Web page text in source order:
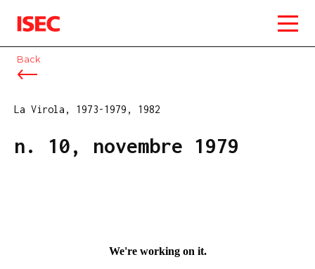
ISEC
Back
La Virola, 1973-1979, 1982
n. 10, novembre 1979